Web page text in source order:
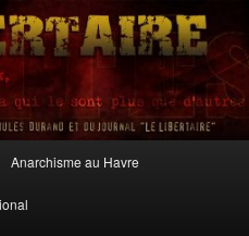
Anarchisme au Havre